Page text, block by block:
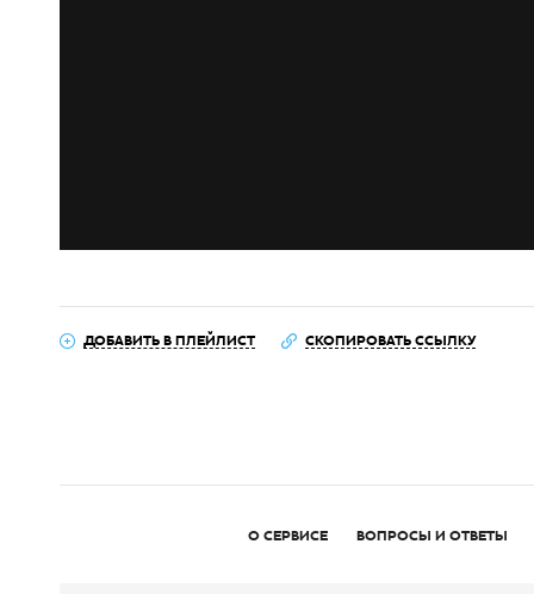
ДОБАВИТЬ В ПЛЕЙЛИСТ СКОПИРОВАТЬ ССЫЛКУ
О СЕРВИСЕ ВОПРОСЫ И ОТВЕТЫ